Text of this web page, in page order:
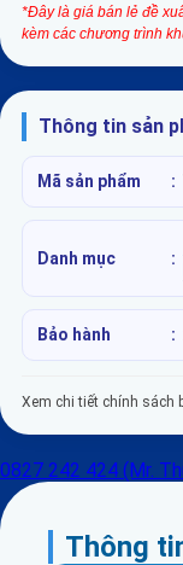
*Đây là giá bán lẻ đề
kèm các chương trình
Thông tin sản
Mã sản phẩm :
Danh mục :
Bảo hành :
Xem chi tiết chính sách
0827 242 424 (Mr.
Thông